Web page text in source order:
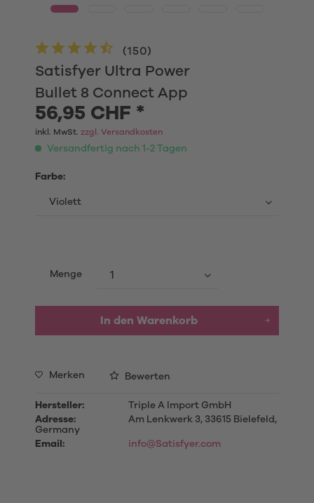
Satisfyer Ultra Power
Bullet 8 Connect App
(150)
56,95 CHF *
inkl. MwSt. zzgl. Versandkosten
Versandfertig nach 1-2 Tagen
Farbe:
Menge
In den Warenkorb
Merken Bewerten
Hersteller:
Triple A Import GmbH
Adresse:
Am Lenkwerk 3, 33615 Bielefeld,
Germany
Email:
info@Satisfyer.com